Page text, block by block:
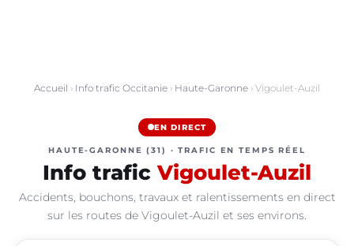
Accueil › Info trafic Occitanie › Haute-Garonne › Vigoulet-Auzil
EN DIRECT
HAUTE-GARONNE (31) · TRAFIC EN TEMPS RÉEL
Info trafic Vigoulet-Auzil
Accidents, bouchons, travaux et ralentissements en direct
sur les routes de Vigoulet-Auzil et ses environs.